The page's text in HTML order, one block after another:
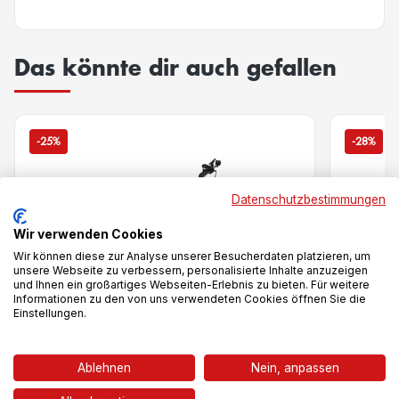
Das könnte dir auch gefallen
-25% -28%
Datenschutzbestimmungen
Wir verwenden Cookies
Wir können diese zur Analyse unserer Besucherdaten platzieren, um
unsere Webseite zu verbessern, personalisierte Inhalte anzuzeigen
und Ihnen ein großartiges Webseiten-Erlebnis zu bieten. Für weitere
Informationen zu den von uns verwendeten Cookies öffnen Sie die
Einstellungen.
Ablehnen Nein, anpassen